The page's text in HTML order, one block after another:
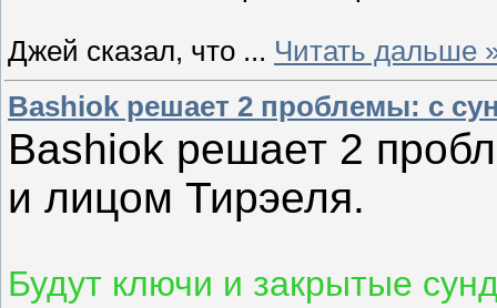
Джей сказал, что ... Читать дальше
Bashiok решает 2 проблемы: с
Bashiok решает 2
и лицом Тирэеля.
Будут ключи и закрытые